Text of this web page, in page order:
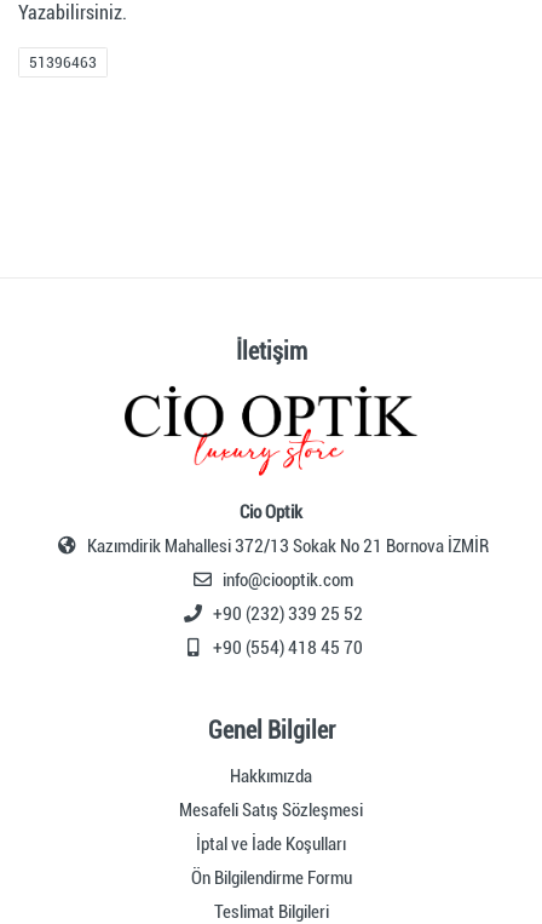
Yazabilirsiniz.
51396463
İletişim
Cio Optik
Kazımdirik Mahallesi 372/13 Sokak No 21 Bornova İZMİR
info@ciooptik.com
+90 (232) 339 25 52
+90 (554) 418 45 70
Genel Bilgiler
Hakkımızda
Mesafeli Satış Sözleşmesi
İptal ve İade Koşulları
Ön Bilgilendirme Formu
Teslimat Bilgileri